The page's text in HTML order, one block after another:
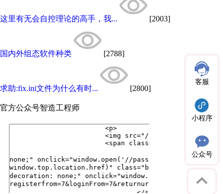
这里有无会自控理论的高手，我... [2003]
国内外组态软件种类 [2788]
求助:fix.ini文件为什么有时... [2800]
官方公众号智造工程师
客服
小程序
公众号